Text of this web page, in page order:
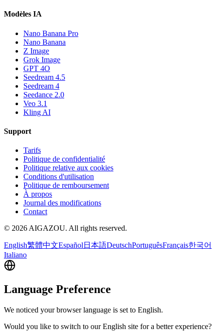
Modèles IA
Nano Banana Pro
Nano Banana
Z Image
Grok Image
GPT 4O
Seedream 4.5
Seedream 4
Seedance 2.0
Veo 3.1
Kling AI
Support
Tarifs
Politique de confidentialité
Politique relative aux cookies
Conditions d'utilisation
Politique de remboursement
À propos
Journal des modifications
Contact
© 2026 AIGAZOU. All rights reserved.
English繁體中文Español 日本語DeutschPortuguêsFrançais한국어
Italiano
Language Preference
We noticed your browser language is set to English.
Would you like to switch to our English site for a better experience?